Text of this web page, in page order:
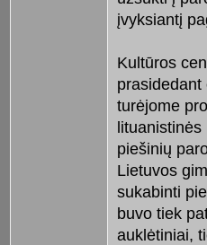
įvyksiantį
Kultūros
prasidedant
turėjome
lituanistinės
piešinių
Lietuvos
sukabinti
buvo tiek
auklėtiniai,